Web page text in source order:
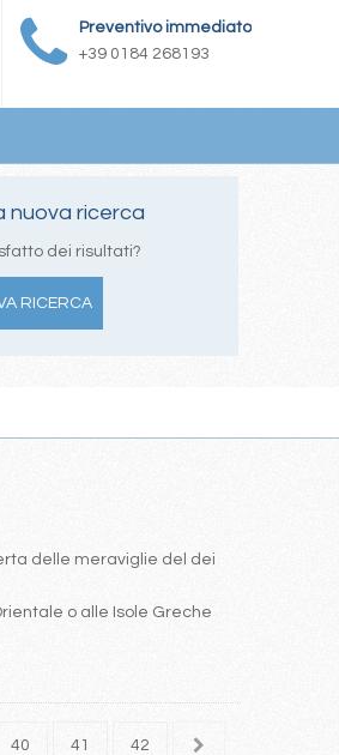
Preventivo immediato
+39 0184 268193
nuova ricerca
dei risultati?
RICERCA
delle meraviglie del dei
o alle Isole Greche
40 41 42 43